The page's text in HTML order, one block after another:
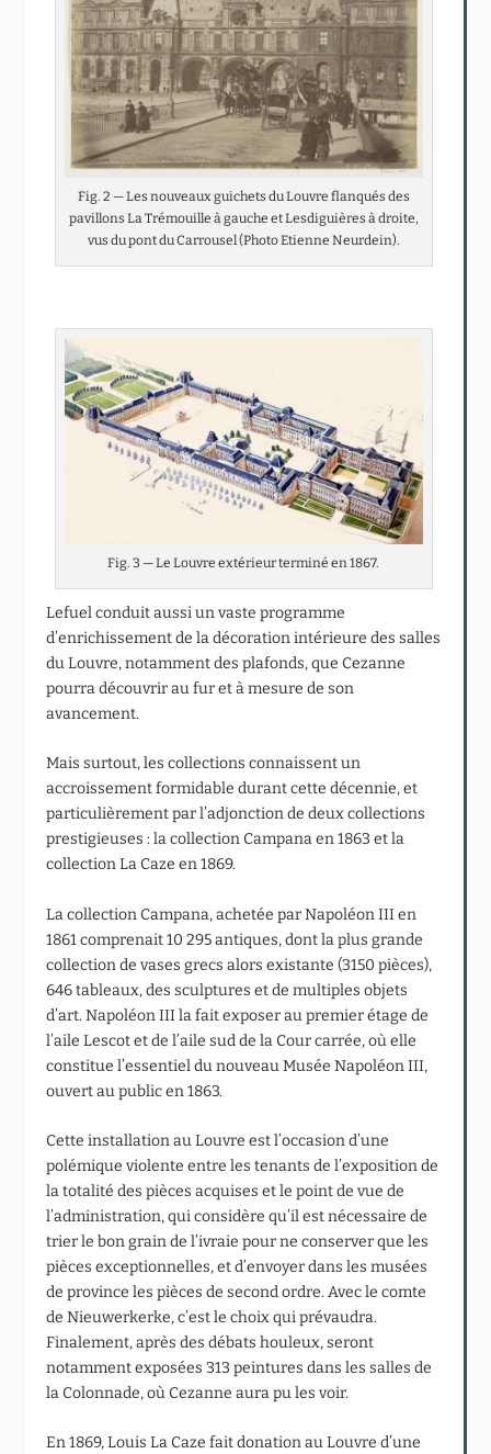
Fig. 2 — Les nouveaux guichets du Louvre flanqués des
pavillons La Trémouille à gauche et Lesdiguières à droite,
vus du pont du Carrousel (Photo Etienne Neurdein).
Fig. 3 — Le Louvre extérieur terminé en 1867.
Lefuel conduit aussi un vaste programme
d’enrichissement de la décoration intérieure des salles
du Louvre, notamment des plafonds, que Cezanne
pourra découvrir au fur et à mesure de son
avancement.
Mais surtout, les collections connaissent un
accroissement formidable durant cette décennie, et
particulièrement par l’adjonction de deux collections
prestigieuses : la collection Campana en 1863 et la
collection La Caze en 1869.
La collection Campana, achetée par Napoléon III en
1861 comprenait 10 295 antiques, dont la plus grande
collection de vases grecs alors existante (3150 pièces),
646 tableaux, des sculptures et de multiples objets
d’art. Napoléon III la fait exposer au premier étage de
l’aile Lescot et de l’aile sud de la Cour carrée, où elle
constitue l’essentiel du nouveau Musée Napoléon III,
ouvert au public en 1863.
Cette installation au Louvre est l’occasion d’une
polémique violente entre les tenants de l’exposition de
la totalité des pièces acquises et le point de vue de
l’administration, qui considère qu’il est nécessaire de
trier le bon grain de l’ivraie pour ne conserver que les
pièces exceptionnelles, et d’envoyer dans les musées
de province les pièces de second ordre. Avec le comte
de Nieuwerkerke, c’est le choix qui prévaudra.
Finalement, après des débats houleux, seront
notamment exposées 313 peintures dans les salles de
la Colonnade, où Cezanne aura pu les voir.
En 1869, Louis La Caze fait donation au Louvre d’une